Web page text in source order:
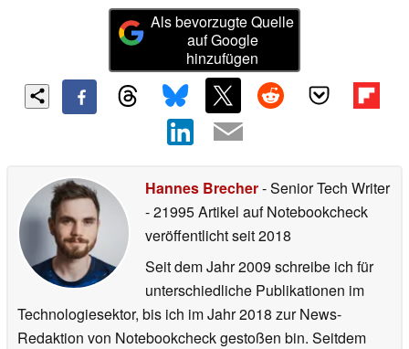
Als bevorzugte Quelle
auf Google
hinzufügen
Hannes Brecher- Senior Tech Writer
- 21995 Artikel auf Notebookcheck
veröffentlichtseit 2018
Seit dem Jahr 2009 schreibe ich für
unterschiedliche Publikationen im
Technologiesektor, bis ich im Jahr 2018 zur News-
Redaktion von Notebookcheck gestoßen bin. Seitdem